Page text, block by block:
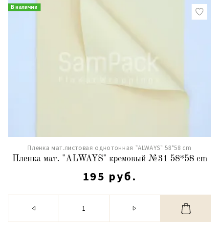
В наличии
Пленка мат.листовая однотонная "ALWAYS" 58*58 cm
Пленка мат. "ALWAYS" кремовый №31 58*58 cm
195 руб.